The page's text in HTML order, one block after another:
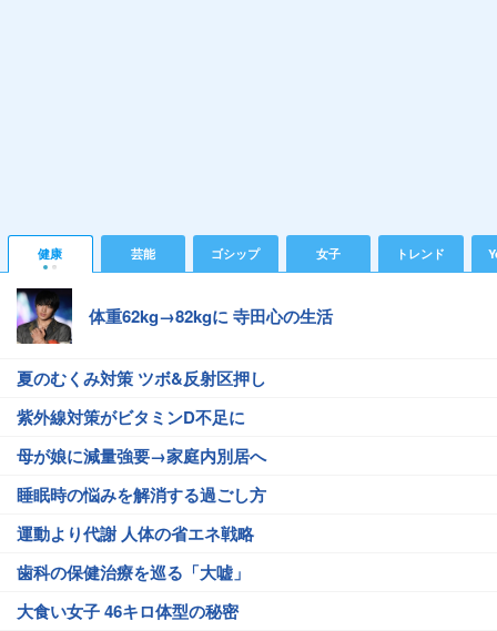
健康 芸能 ゴシップ 女子 トレンド
体重62kg→82kgに 寺田心の生活
夏のむくみ対策 ツボ&反射区押し
紫外線対策がビタミンD不足に
母が娘に減量強要→家庭内別居へ
睡眠時の悩みを解消する過ごし方
運動より代謝 人体の省エネ戦略
歯科の保健治療を巡る「大嘘」
大食い女子 46キロ体型の秘密